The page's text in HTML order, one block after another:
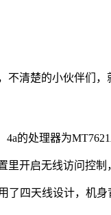
清楚的小伙伴们
的处理器为
开启无线访问控
四天线设计，机